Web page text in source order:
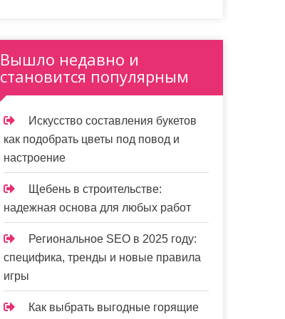
Вышло недавно и
становится популярным
Искусство составления букетов
как подобрать цветы под повод и
настроение
Щебень в строительстве:
надежная основа для любых работ
Региональное SEO в 2025 году:
специфика, тренды и новые правила
игры
Как выбрать выгодные горящие